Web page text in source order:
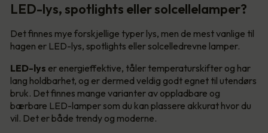
LED-lys, spotlights eller solcellelamper?
Det finnes mye forskjellige typer lys, men de mest vanlige til
hagen er LED-lys, spotlights eller solcelledrevne lamper.
LED-lys er energieffektive, tåler temperaturskifter og har
lang holdbarhet, og er dermed veldig godt egnet til utendørs
bruk. Det finnes mange varianter av oppladbare og
bærbare LED-lamper som du kan plassere akkurat hvor du
vil. Det er både trendy og moderne.